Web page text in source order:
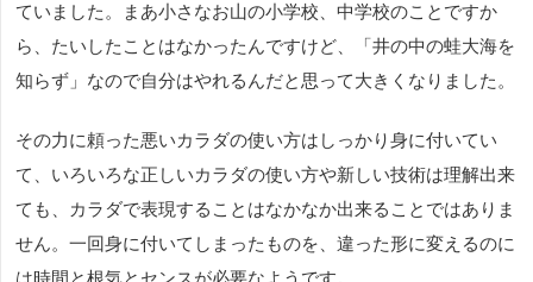
ていました。まあ小さなお山の小学校、中学校のことですか
ら、たいしたことはなかったんですけど、「井の中の蛙大海を
知らず」なので自分はやれるんだと思って大きくなりました。
その力に頼った悪いカラダの使い方はしっかり身に付いてい
て、いろいろな正しいカラダの使い方や新しい技術は理解出来
ても、カラダで表現することはなかなか出来ることではありま
せん。一回身に付いてしまったものを、違った形に変えるのに